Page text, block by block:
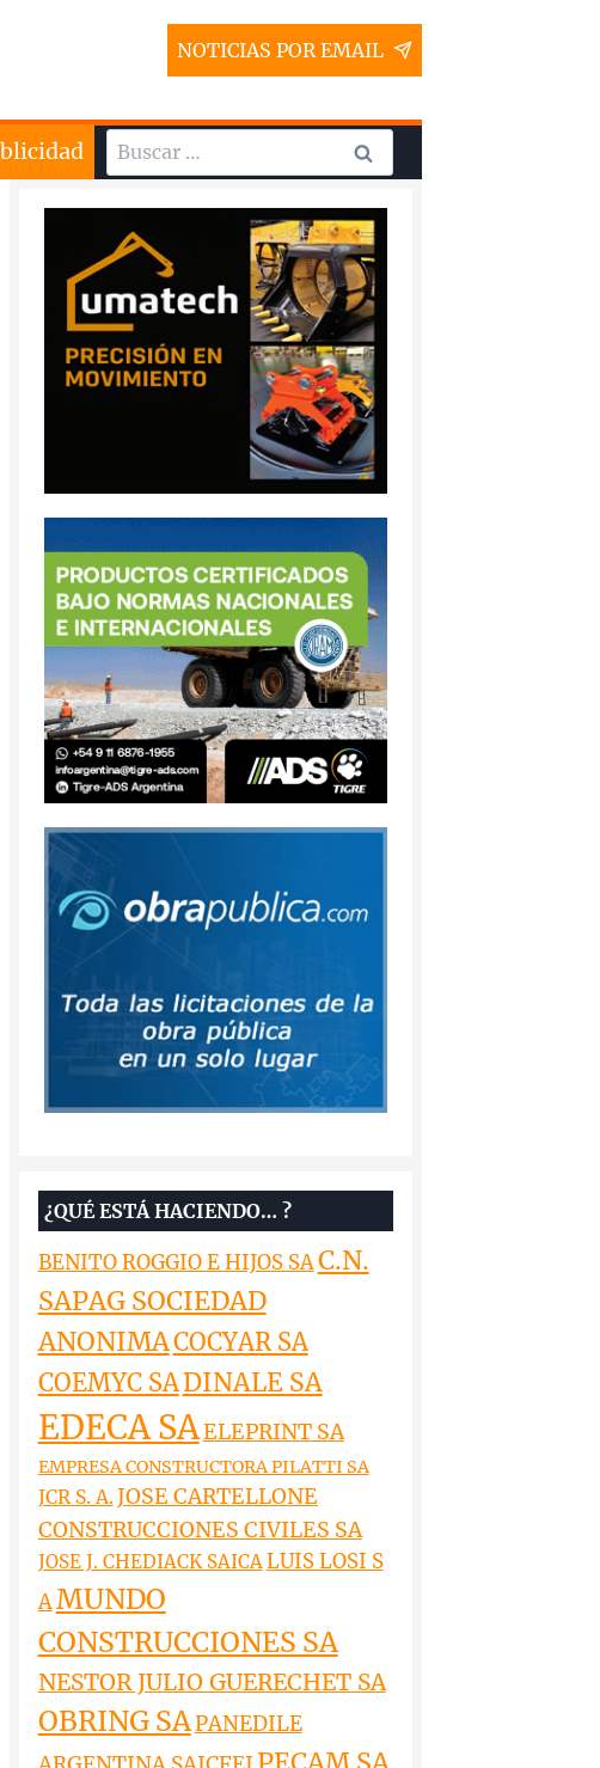
NOTICIAS POR EMAIL
Buscar:
¿QUÉ ESTÁ HACIENDO… ?
BENITO ROGGIO E HIJOS SAC.N.
SAPAG SOCIEDAD
ANONIMACOCYAR SA
COEMYC SADINALE SA
EDECA SAELEPRINT SA
EMPRESA CONSTRUCTORA PILATTI SA
JCR S. A.JOSE CARTELLONE
CONSTRUCCIONES CIVILES SA
JOSE J. CHEDIACK SAICALUIS LOSI S
AMUNDO
CONSTRUCCIONES SA
NESTOR JULIO GUERECHET SA
OBRING SAPANEDILE